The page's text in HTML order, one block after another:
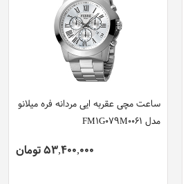
ساعت مچی عقربه ایی مردانه فره میلانو
مدل FM1G079M0061
53,400,000 تومان